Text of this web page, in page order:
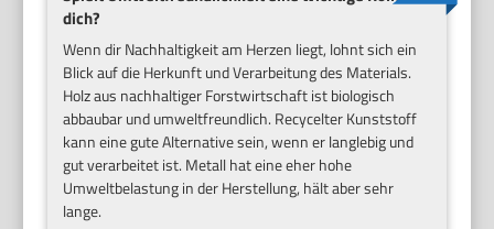
dich?
Wenn dir Nachhaltigkeit am Herzen liegt, lohnt sich ein
Blick auf die Herkunft und Verarbeitung des Materials.
Holz aus nachhaltiger Forstwirtschaft ist biologisch
abbaubar und umweltfreundlich. Recycelter Kunststoff
kann eine gute Alternative sein, wenn er langlebig und
gut verarbeitet ist. Metall hat eine eher hohe
Umweltbelastung in der Herstellung, hält aber sehr
lange.